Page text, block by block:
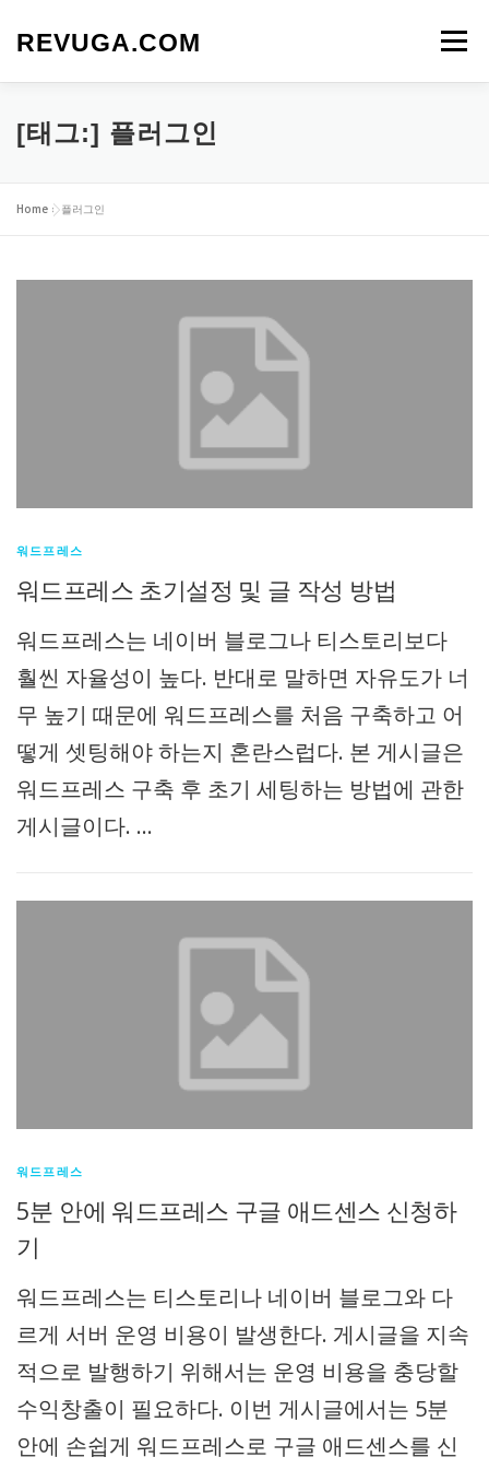
REVUGA.COM 메뉴
[태그:] 플러그인
Home »플러그인
워드프레스
워드프레스 초기설정 및 글 작성 방법
워드프레스는 네이버 블로그나 티스토리보다
훨씬 자율성이 높다. 반대로 말하면 자유도가 너
무 높기 때문에 워드프레스를 처음 구축하고 어
떻게 셋팅해야 하는지 혼란스럽다. 본 게시글은
워드프레스 구축 후 초기 세팅하는 방법에 관한
게시글이다. …
워드프레스
5분 안에 워드프레스 구글 애드센스 신청하
기
워드프레스는 티스토리나 네이버 블로그와 다
르게 서버 운영 비용이 발생한다. 게시글을 지속
적으로 발행하기 위해서는 운영 비용을 충당할
수익창출이 필요하다. 이번 게시글에서는 5분
안에 손쉽게 워드프레스로 구글 애드센스를 신